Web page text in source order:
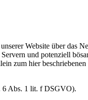
Website über das
und potenziell
zum hier
6 Abs. 1 lit. f DSGVO).